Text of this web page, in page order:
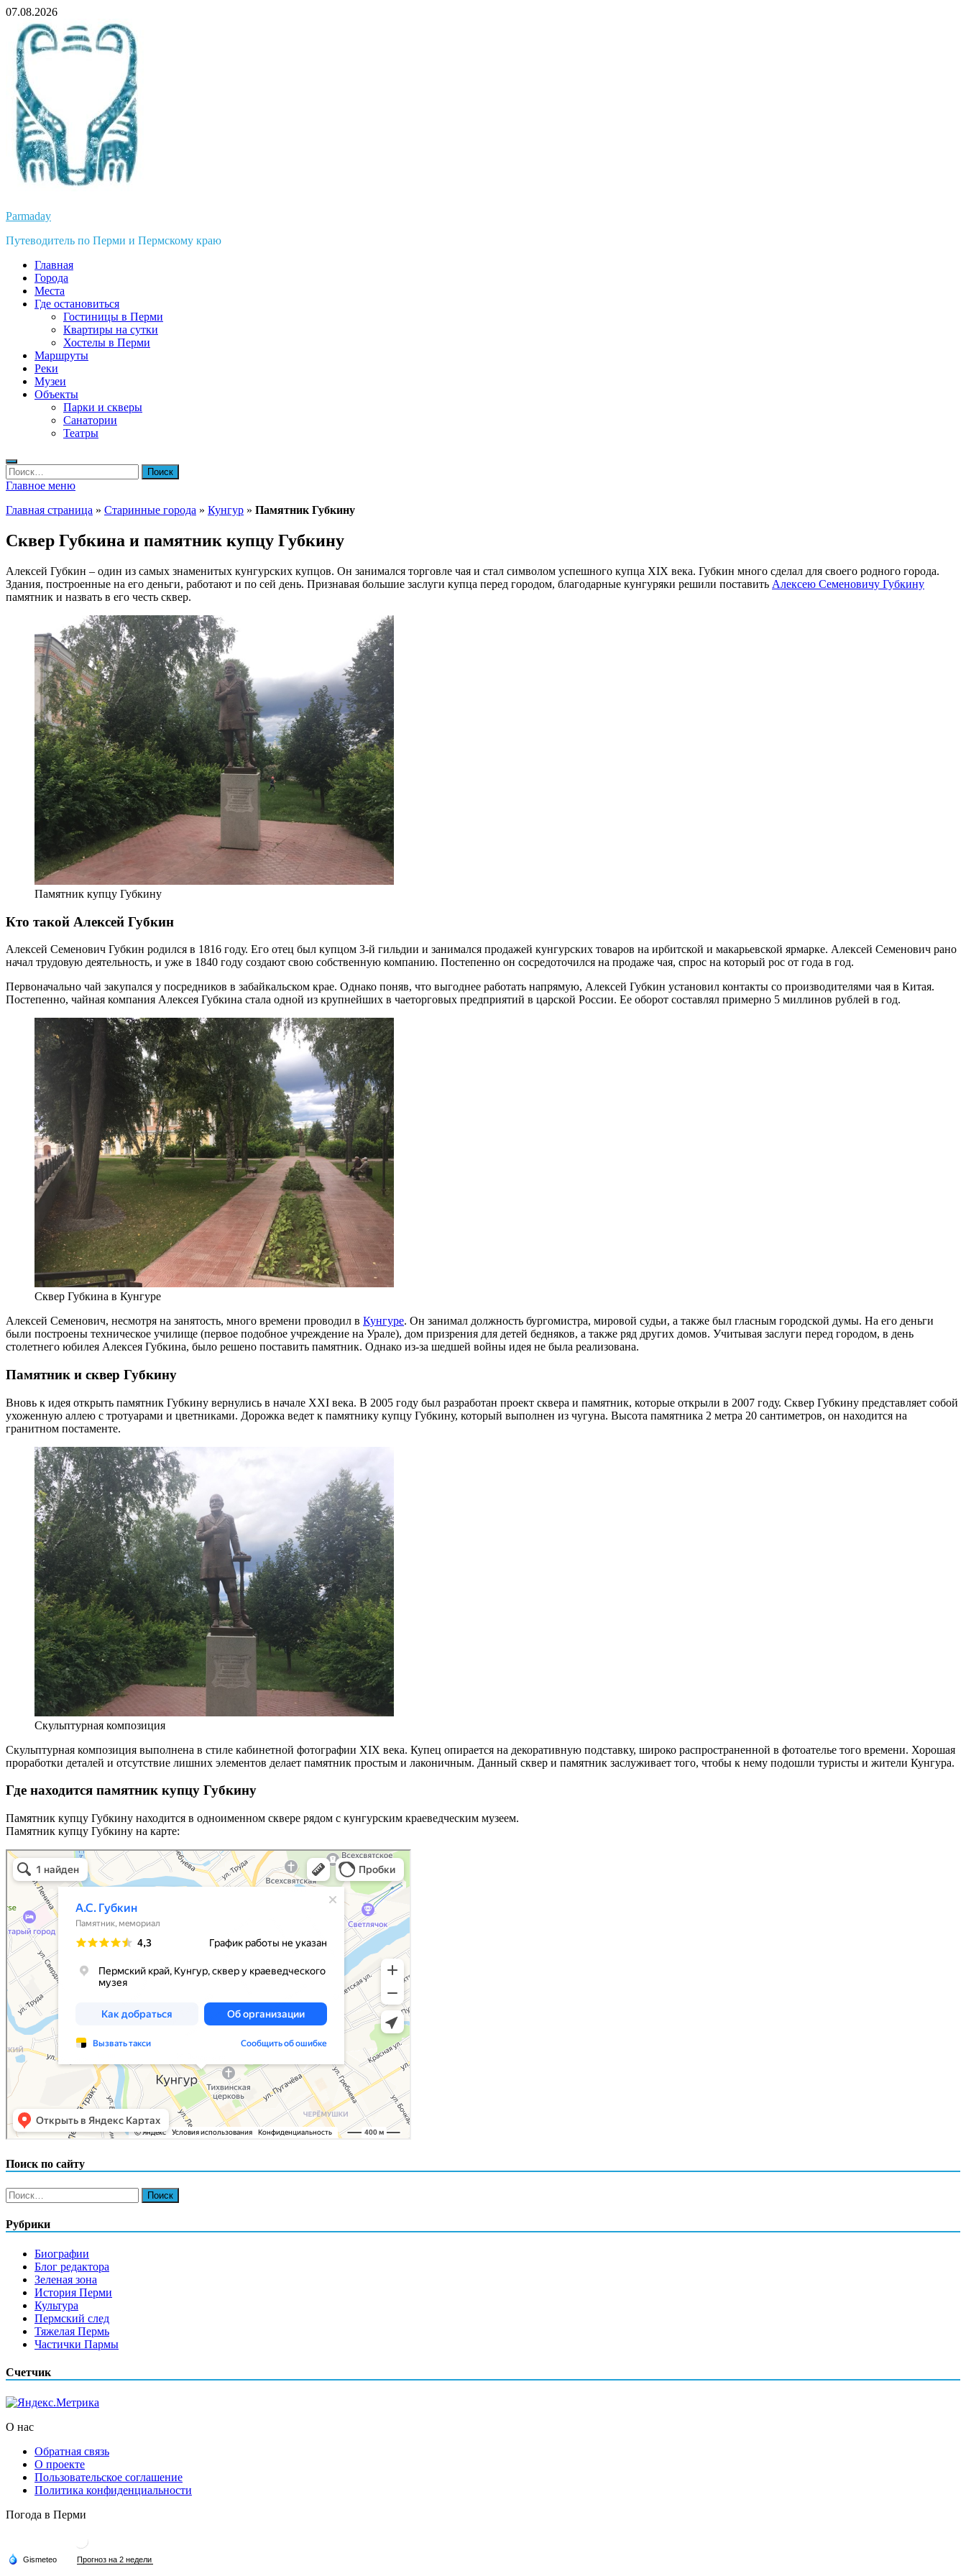
Перейти
содержимому
07.08.2026
Parmaday
Путеводитель по Перми и Пермскому краю
Главная
Города
Места
Где остановиться
Гостиницы в Перми
Квартиры на сутки
Хостелы в Перми
Маршруты
Реки
Музеи
Объекты
Парки и скверы
Санатории
Театры
Найти:
Главное меню
Главная страница » Старинные города » Кунгур » Памятник Губкину
Сквер Губкина и памятник купцу Губкину
Алексей Губкин – один из самых знаменитых кунгурских купцов. Он занимался торговле чая и стал символом успешного купца XIX века. Губкин много сделал для своего родного города.
Здания, построенные на его деньги, работают и по сей день. Признавая большие заслуги купца перед городом, благодарные кунгуряки решили поставить Алексею Семеновичу Губкину
памятник и назвать в его честь сквер.
Памятник купцу Губкину
Кто такой Алексей Губкин
Алексей Семенович Губкин родился в 1816 году. Его отец был купцом 3-й гильдии и занимался продажей кунгурских товаров на ирбитской и макарьевской ярмарке. Алексей Семенович рано
начал трудовую деятельность, и уже в 1840 году создают свою собственную компанию. Постепенно он сосредоточился на продаже чая, спрос на который рос от года в год.
Первоначально чай закупался у посредников в забайкальском крае. Однако поняв, что выгоднее работать напрямую, Алексей Губкин установил контакты со производителями чая в Китая.
Постепенно, чайная компания Алексея Губкина стала одной из крупнейших в чаеторговых предприятий в царской России. Ее оборот составлял примерно 5 миллинов рублей в год.
Сквер Губкина в Кунгуре
Алексей Семенович, несмотря на занятость, много времени проводил в Кунгуре. Он занимал должность бургомистра, мировой судьи, а также был гласным городской думы. На его деньги
были построены техническое училище (первое подобное учреждение на Урале), дом призрения для детей бедняков, а также ряд других домов. Учитывая заслуги перед городом, в день
столетнего юбилея Алексея Губкина, было решено поставить памятник. Однако из-за шедшей войны идея не была реализована.
Памятник и сквер Губкину
Вновь к идея открыть памятник Губкину вернулись в начале XXI века. В 2005 году был разработан проект сквера и памятник, которые открыли в 2007 году. Сквер Губкину представляет собой
ухоженную аллею с тротуарами и цветниками. Дорожка ведет к памятнику купцу Губкину, который выполнен из чугуна. Высота памятника 2 метра 20 сантиметров, он находится на
гранитном постаменте.
Скульптурная композиция
Скульптурная композиция выполнена в стиле кабинетной фотографии XIX века. Купец опирается на декоративную подставку, широко распространенной в фотоателье того времени. Хорошая
проработки деталей и отсутствие лишних элементов делает памятник простым и лаконичным. Данный сквер и памятник заслуживает того, чтобы к нему подошли туристы и жители Кунгура.
Где находится памятник купцу Губкину
Памятник купцу Губкину находится в одноименном сквере рядом с кунгурским краеведческим музеем.
Памятник купцу Губкину на карте:
Поиск по сайту
Найти:
Рубрики
Биографии
Блог редактора
Зеленая зона
История Перми
Культура
Пермский след
Тяжелая Пермь
Частички Пармы
Счетчик
О нас
Обратная связь
О проекте
Пользовательское соглашение
Политика конфиденциальности
Погода в Перми